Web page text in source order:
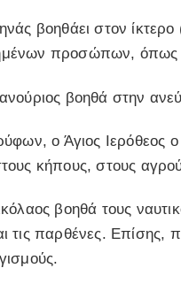
βοηθάει στον
προσώπων, όπως
βοηθά στην
ο Άγιος Ιερόθεος
κήπους, στους
βοηθά τους
τις παρθένες. Επίσης,